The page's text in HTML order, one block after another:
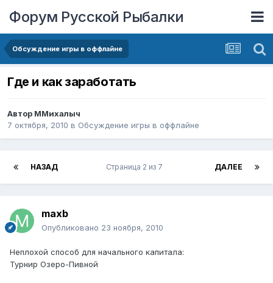
Форум Русской Рыбалки
Обсуждение игры в оффлайне
Где и как заработать
Автор ММихалыч
7 октября, 2010 в Обсуждение игры в оффлайне
НАЗАД ДАЛЕЕ
Страница 2 из 7
maxb
Опубликовано 23 ноября, 2010
Неплохой способ для начального капитала:
Турнир Озеро-Пивной